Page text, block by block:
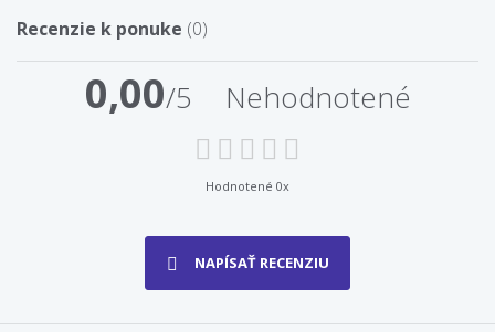
Recenzie k ponuke (0)
0,00/5 Nehodnotené
Hodnotené 0x
NAPÍSAŤ RECENZIU